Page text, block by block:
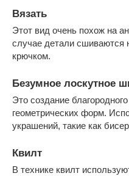
Вязать
Этот вид очень похож на
случае детали сшиваются
крючком.
Безумное лоскутное
Это создание
геометрических форм.
украшений, такие как
Квилт
В технике квилт